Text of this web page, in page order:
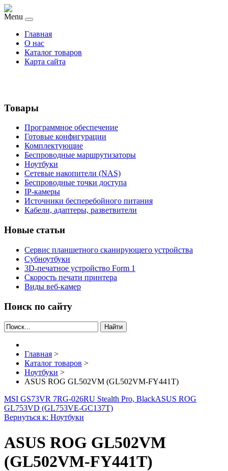
Menu
Главная
О нас
Каталог товаров
Карта сайта
Товары
Программное обеспечение
Готовые конфигурации
Комплектующие
Беспроводные маршрутизаторы
Ноутбуки
Сетевые накопители (NAS)
Беспроводные точки доступа
IP-камеры
Источники бесперебойного питания
Кабели, адаптеры, разветвители
Новые статьи
Сервис планшетного сканирующего устройства
Субноутбуки
3D-печатное устройство Form 1
Скорость печати принтера
Виды веб-камер
Поиск по сайту
Найти
Главная >
Каталог товаров >
Ноутбуки >
ASUS ROG GL502VM (GL502VM-FY441T)
MSI GS73VR 7RG-026RU Stealth Pro, BlackASUS ROG
GL753VD (GL753VE-GC137T)
Вернуться к: Ноутбуки
ASUS ROG GL502VM
(GL502VM-FY441T)